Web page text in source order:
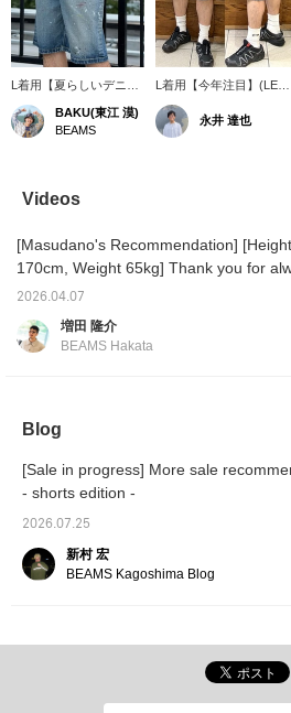
L着用【夏らしいデニム
ショーツ】リアルなペイ
ント加工が施された
〈LEE〉のデニムショー
シッとデニムなどで着用
を繰り返してクタっとさ
ね！僕は185cm75kgで
す！【お気に入り♡+】
を押すと"50マイル"たま
り気になるアイテムを保
♡+】していただく
と"100マイル"たまりま
BAKU(東江 漠)
BEAMS
L着用【今年注目】(LEE /
WIDE DENIM SHORTS
175cm/70kg)今年注目の
デニムショーツ！ペイン
永井 達也
Videos
[Masudano's Recommendation] [Height
170cm, Weight 65kg] Thank you for
watching! Today's outfit is: [Outfit 1: I'm
wearing a black-based check pattern.
originally oversized, but I'm wearing an
balanced the volume of the top with the
NEW ERA has a patchwork fabric that
a statement!] [Outfit 2: I'm wearing a
monochrome color scheme of BLACK
White! I've worn a loose-fitting jacket
paired it with Gramicci's very popular
my feet, I've paired it with Special order
Corsica shoes from Paraboot!] Please
2026.04.07
増田 隆介
BEAMS Hakata
Blog
[Sale in progress] More sale
- shorts edition -
2026.07.25
新村 宏
BEAMS Kagoshima Blog